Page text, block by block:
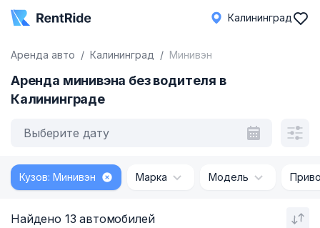
Калининград
Аренда авто Калининград Минивэн
Аренда минивэна без водителя в
Калининграде
Выберите дату
Кузов: Минивэн Марка Модель
Найдено 13 автомобилей